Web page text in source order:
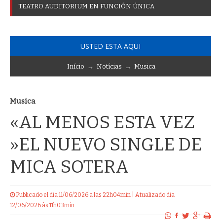
TEATRO AUDITORIUM EN FUNCIÓN ÚNICA
USTED ESTA AQUI
Início → Notícias → Musica
Musica
«AL MENOS ESTA VEZ
»EL NUEVO SINGLE DE
MICA SOTERA
Publicado el dia 11/06/2026 a las 22h04min | Atualizado dia
12/06/2026 às 11h03min